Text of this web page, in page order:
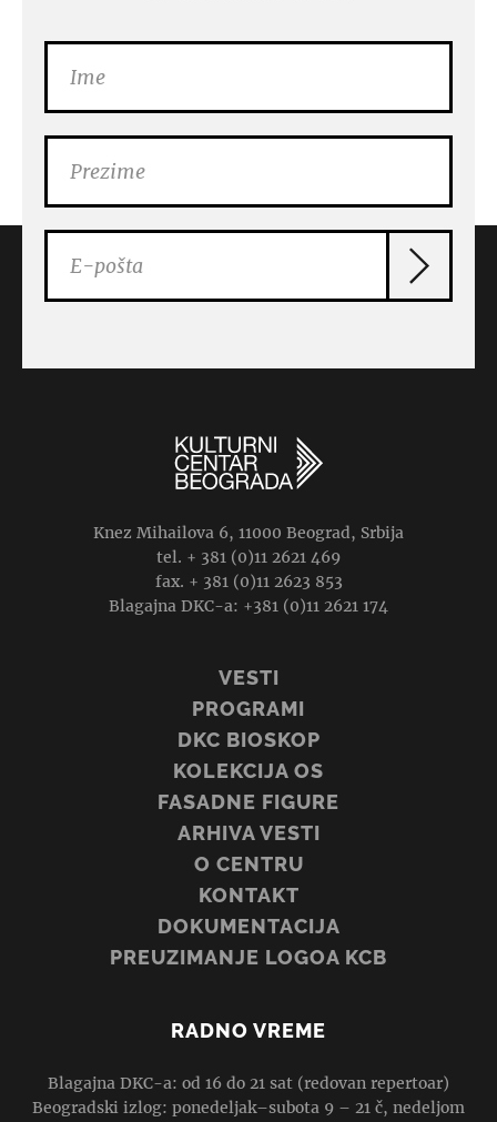
Knez Mihailova 6, 11000 Beograd, Srbija
tel. + 381 (0)11 2621 469
fax. + 381 (0)11 2623 853
Blagajna DKC-a: +381 (0)11 2621 174
VESTI
PROGRAMI
DKC BIOSKOP
KOLEKCIJA OS
FASADNE FIGURE
ARHIVA VESTI
O CENTRU
KONTAKT
DOKUMENTACIJA
PREUZIMANJE LOGOA KCB
RADNO VREME
Blagajna DKC-a: od 16 do 21 sat (redovan repertoar)
Beogradski izlog: ponedeljak–subota 9 – 21 č, nedeljom